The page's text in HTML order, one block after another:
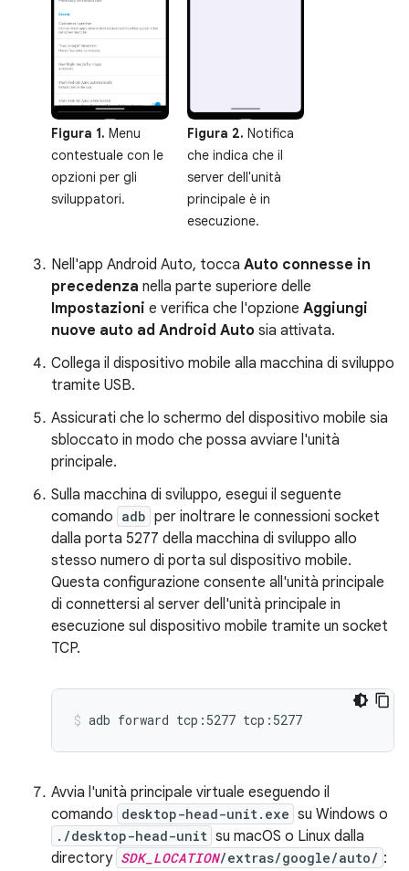
Figura 1. Menu
contestuale con le
opzioni per gli
sviluppatori.
Figura 2. Notifica
che indica che il
server dell'unità
principale è in
esecuzione.
Nell'app Android Auto, tocca Auto connesse in
precedenza nella parte superiore delle
Impostazioni e verifica che l'opzione Aggiungi
nuove auto ad Android Auto sia attivata.
Collega il dispositivo mobile alla macchina di sviluppo
tramite USB.
Assicurati che lo schermo del dispositivo mobile sia
sbloccato in modo che possa avviare l'unità
principale.
Sulla macchina di sviluppo, esegui il seguente
comando adb per inoltrare le connessioni socket
dalla porta 5277 della macchina di sviluppo allo
stesso numero di porta sul dispositivo mobile.
Questa configurazione consente all'unità principale
di connettersi al server dell'unità principale in
esecuzione sul dispositivo mobile tramite un socket
TCP.
adb forward tcp:5277 tcp:5277
Avvia l'unità principale virtuale eseguendo il
comando desktop-head-unit.exe su Windows o
./desktop-head-unit su macOS o Linux dalla
directory SDK_LOCATION/extras/google/auto/ :